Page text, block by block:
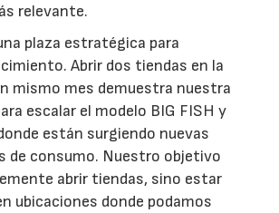
relevante.
plaza estratégica para
Abrir dos tiendas en la
mismo mes demuestra nuestra
escalar el modelo BIG FISH y
están surgiendo nuevas
de consumo. Nuestro objetivo
abrir tiendas, sino estar
ubicaciones donde podamos